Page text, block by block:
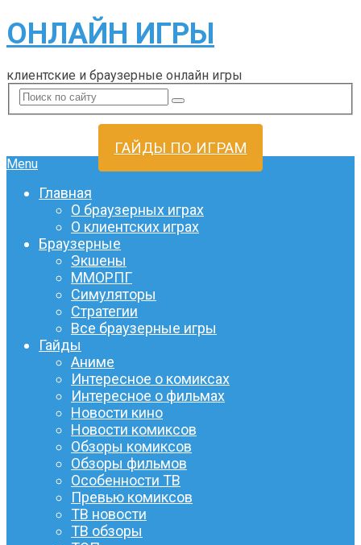
ОНЛАЙН ИГРЫ
клиентские и браузерные онлайн игры
ГАЙДЫ ПО ИГРАМ
Menu
Главная
О браузерных играх
О клиентских играх
Браузерные
Экшены
ММОРПГ
Симуляторы
Стратегии
Все браузерные игры
Гайды
Аниме
Интересное о комиксах
Интересное о фильмах
Новости кино
Новости комиксов
Обзоры комиксов
Обзоры фильмов
Особенности ТВ
Превью комиксов
ТВ новости
ТВ обзоры